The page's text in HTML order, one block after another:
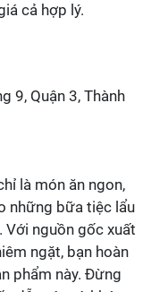
cả hợp lý.
9, Quận 3, Thành
là món ăn ngon,
những bữa tiệc lẩu
Với nguồn gốc xuất
ngặt, bạn hoàn
phẩm này. Đừng